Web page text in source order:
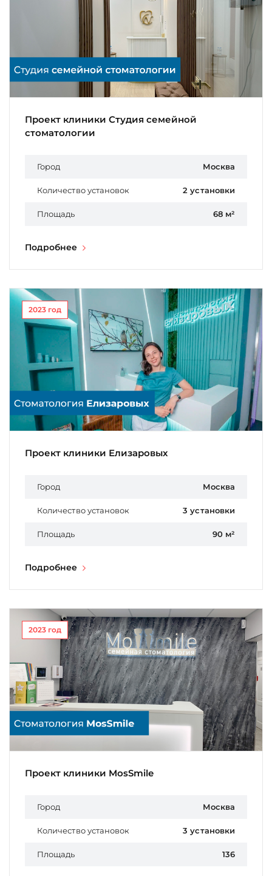
Проект клиники Студия семейной
стоматологии
Город Москва
Количество установок 2 установки
Площадь 68 м²
Подробнее
2023 год
Проект клиники Елизаровых
Город Москва
Количество установок 3 установки
Площадь 90 м²
Подробнее
2023 год
Проект клиники MosSmile
Город Москва
Количество установок 3 установки
Площадь 136